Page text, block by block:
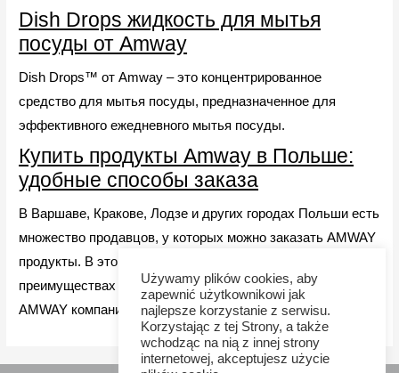
Dish Drops жидкость для мытья
посуды от Amway
Dish Drops™ от Amway – это концентрированное
средство для мытья посуды, предназначенное для
эффективного ежедневного мытья посуды.
Купить продукты Amway в Польше:
удобные способы заказа
В Варшаве, Кракове, Лодзе и других городах Польши есть
множество продавцов, у которых можно заказать AMWAY
продукты. В этой статье мы расскажем вам о
преимуществах онлайн-покупок на официальном сайте
AMWAY компании.
Używamy plików cookies, aby
zapewnić użytkownikowi jak
najlepsze korzystanie z serwisu.
Korzystając z tej Strony, a także
wchodząc na nią z innej strony
internetowej, akceptujesz użycie